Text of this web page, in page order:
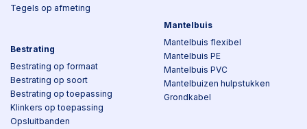
Tegels op afmeting
Bestrating
Bestrating op formaat
Bestrating op soort
Bestrating op toepassing
Klinkers op toepassing
Opsluitbanden
Mantelbuis
Mantelbuis flexibel
Mantelbuis PE
Mantelbuis PVC
Mantelbuizen hulpstukken
Grondkabel